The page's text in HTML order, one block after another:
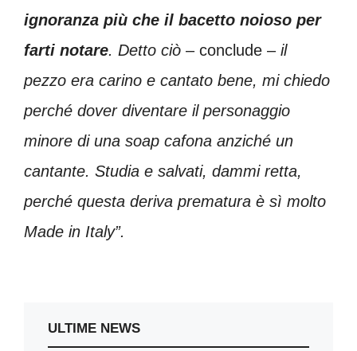
ignoranza più che il bacetto noioso per
farti notare. Detto ciò – conclude – il
pezzo era carino e cantato bene, mi chiedo
perché dover diventare il personaggio
minore di una soap cafona anziché un
cantante. Studia e salvati, dammi retta,
perché questa deriva prematura è sì molto
Made in Italy”.
ULTIME NEWS